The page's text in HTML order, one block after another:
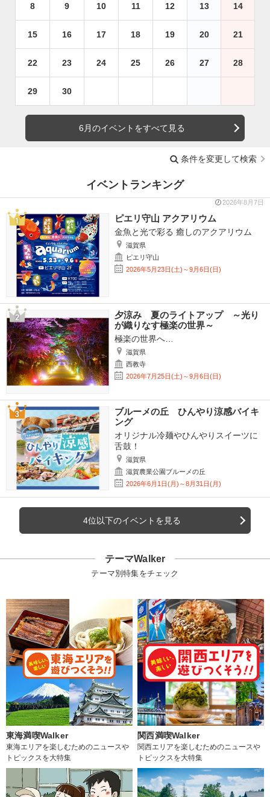
8 9 10 11 12 13 14
15 16 17 18 19 20 21
22 23 24 25 26 27 28
29 30
6月のイベントをすべて見る
条件を変更して検索
イベントランキング
2026年8月7日
ピエリ守山 アクアリウム
金魚と光で彩る 癒しのアクアリウム
滋賀県
ピエリ守山
2026年5月23日(土)～9月6日(日)
夕涼み 夏のライトアップ ～光り
が織りなす極楽の世界～
極楽の世界へ…
滋賀県
西教寺
2026年7月25日(土)～9月6日(日)
ブルーメの丘 ひんやり涼感バイキ
ング
オリジナル冷麺やひんやりスイーツに
舌鼓！
滋賀県
滋賀農業公園ブルーメの丘
2026年6月1日(月)～8月31日(月)
4位以下のイベントを見る
テーマWalker
テーマ別特集をチェック
東海満喫Walker
東海エリアを楽しむためのニュースや
トピックスを大特集
関西満喫Walker
関西エリアを楽しむためのニュースや
トピックスを大特集